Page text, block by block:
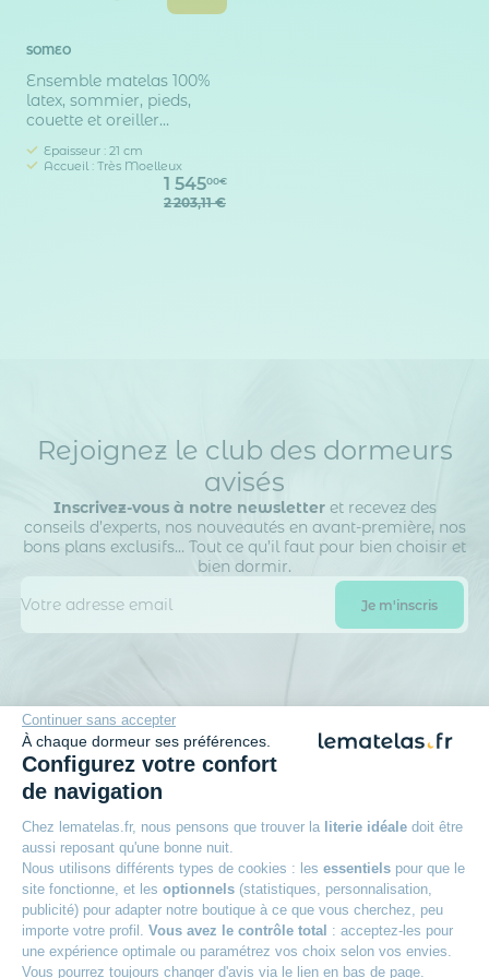
Continuer sans accepter
À chaque dormeur ses préférences.
Configurez votre confort
de navigation
Chez lematelas.fr, nous pensons que trouver la literie idéale doit être
aussi reposant qu'une bonne nuit.
Nous utilisons différents types de cookies : les essentiels pour que le
site fonctionne, et les optionnels (statistiques, personnalisation,
publicité) pour adapter notre boutique à ce que vous cherchez, peu
importe votre profil. Vous avez le contrôle total : acceptez-les pour
une expérience optimale ou paramétrez vos choix selon vos envies.
Vous pourrez toujours changer d'avis via le lien en bas de page.
SOMEO
Ensemble matelas 100%
latex, sommier, pieds,
couette et oreiller
Epaisseur : 21 cm
Accueil : Très Moelleux
1 54500€
2 203,11 €
Rejoignez le club des dormeurs
avisés
Inscrivez-vous à notre newsletteret recevez des
conseils d’experts, nos nouveautés en avant-première, nos
bons plans exclusifs… Tout ce qu’il faut pour bien choisir et
bien dormir.
La société DTLM traite vos données personnelles afin de gérer sa base de
données clients / prospects et de personnaliser les offres qui vous sont
adressées. Vous pouvez exercer vos droits d’accès, de rectification, d’opposition,
de portabilité d’effacement et définir des directives post-mortem.
plus sur la gestion de vos données et vos droits.
100 nuits d’essai
Pour adopter votre matelas
Reprise ancienne literie